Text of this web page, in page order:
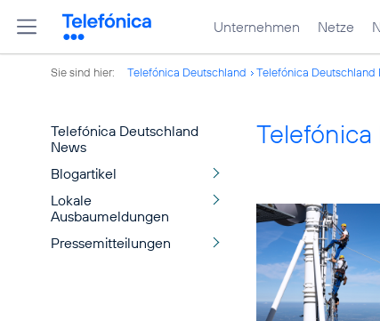
Unternehmen Netze
Sie sind hier: Telefónica Deutschland Telefónica Deutschland
Telefónica Deutschland
News
Blogartikel
Lokale
Ausbaumeldungen
Pressemitteilungen